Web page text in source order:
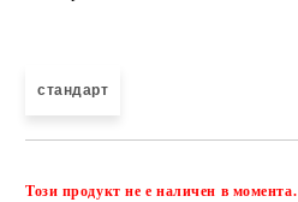
стандарт
Този продукт не е наличен в момента.